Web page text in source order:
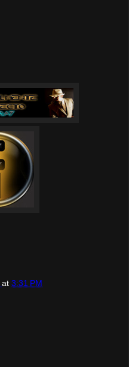
at 3:31 PM